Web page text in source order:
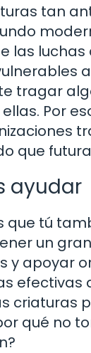
tan
las
tragar
Por
que
ayudar
que tú
un
y apoyar
efectivas
criaturas
qué no